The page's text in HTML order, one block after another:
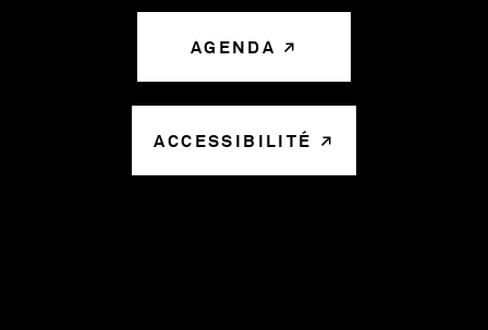
AGENDA
ACCESSIBILITÉ